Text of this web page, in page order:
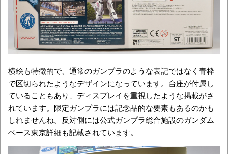
横絵も特徴的で、通常のガンプラのような表記ではなく青枠
で区切られたようなデザインになっています。台座が付属し
ていることもあり、ディスプレイを重視したような掲載がさ
れています。限定ガンプラには記念品的な要素もあるのかも
しれませんね。反対側には公式ガンプラ総合施設のガンダム
ベース東京詳細も記載されています。